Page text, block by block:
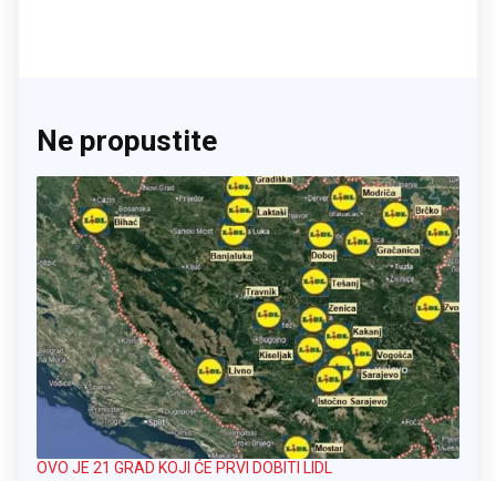
Ne propustite
OVO JE 21 GRAD KOJI ĆE PRVI DOBITI LIDL